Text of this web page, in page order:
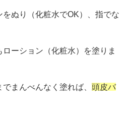
ぬり（化粧水でOK）、指でな
ーション（化粧水）を塗りま
まんべんなく塗れば、 頭皮バ